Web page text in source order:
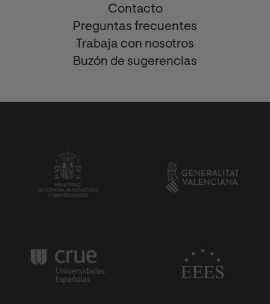
Contacto
Preguntas frecuentes
Trabaja con nosotros
Buzón de sugerencias